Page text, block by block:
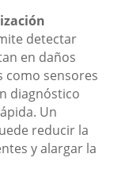
detectar
en daños
como sensores
diagnóstico
Un
reducir la
y alargar la